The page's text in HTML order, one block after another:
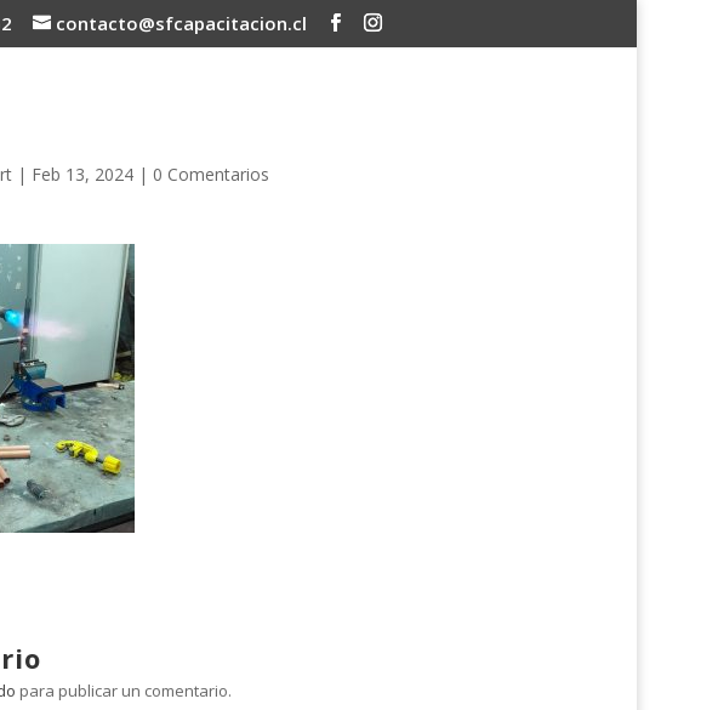
contacto@sfcapacitacion.cl
| Feb 13, 2024| 0 Comentarios
para publicar un comentario.